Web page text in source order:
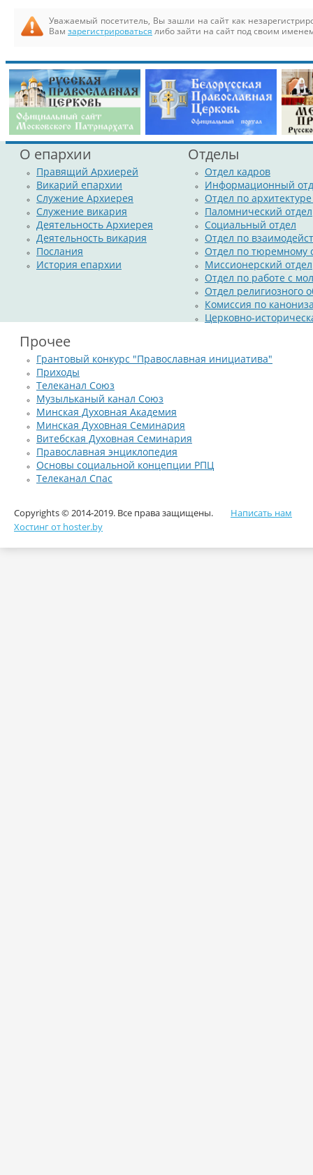
Уважаемый посетитель, Вы зашли на сайт как
Вам зарегистрироваться либо зайти на сайт под своим
О епархии
Правящий Архиерей
Викарий епархии
Служение Архиерея
Служение викария
Деятельность Архиерея
Деятельность викария
Послания
История епархии
Отделы
Отдел кадров
Информационный
Отдел по
Паломнический отдел
Социальный отдел
Отдел по
Отдел по тюремному
Миссионерский отдел
Отдел по работе с
Отдел религиозного
Комиссия по
Церковно-
Прочее
Грантовый конкурс "Православная инициатива"
Приходы
Телеканал Союз
Музыльканый канал Союз
Минская Духовная Академия
Минская Духовная Семинария
Витебская Духовная Семинария
Православная энциклопедия
Основы социальной концепции РПЦ
Телеканал Спас
Copyrights © 2014-2019. Все права защищены.
Хостинг от hoster.by
Написать нам